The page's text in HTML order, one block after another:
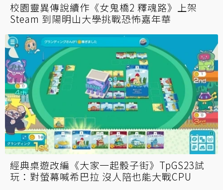
校園靈異傳說續作《女鬼橋2 釋魂路》上架
Steam 到陽明山大學挑戰恐怖嘉年華
經典桌遊改編《大家一起骰子街》TpGS23試
玩：對螢幕喊希巴拉 沒人陪也能大戰CPU